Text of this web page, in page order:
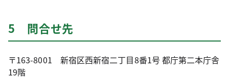
5 問合せ先
〒163-8001 新宿区西新宿二丁目8番1号 都庁第二本庁舎
19階